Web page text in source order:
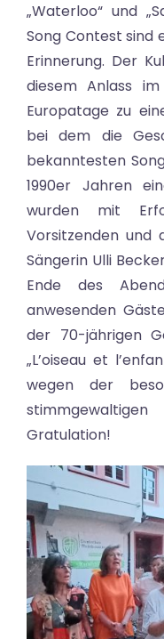
„Waterloo“ und
Song Contest sind
Erinnerung. Der
diesem Anlass
Europatage zu
bei dem die
bekanntesten
1990er Jahren
wurden mit
Vorsitzenden und
Sängerin Ulli
Ende des
anwesenden
der 70-jährigen
„L’oiseau et
wegen der
Gratulation!